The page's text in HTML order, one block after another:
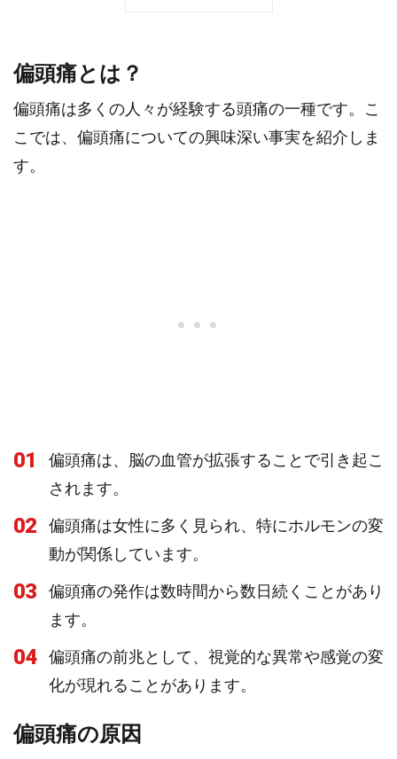
偏頭痛とは？
偏頭痛は多くの人々が経験する頭痛の一種です。こ
こでは、偏頭痛についての興味深い事実を紹介しま
す。
01
偏頭痛は、脳の血管が拡張することで引き起こ
されます。
02
偏頭痛は女性に多く見られ、特にホルモンの変
動が関係しています。
03
偏頭痛の発作は数時間から数日続くことがあり
ます。
04
偏頭痛の前兆として、視覚的な異常や感覚の変
化が現れることがあります。
偏頭痛の原因